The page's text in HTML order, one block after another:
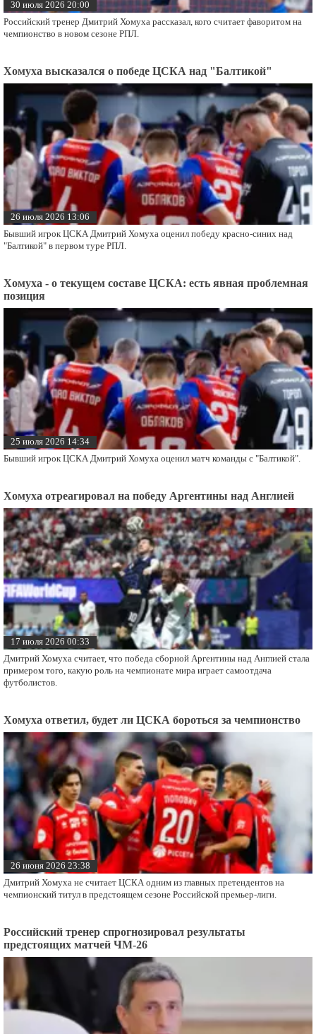
30 июля 2026 20:00
Российский тренер Дмитрий Хомуха рассказал, кого считает фаворитом на
чемпионство в новом сезоне РПЛ.
Хомуха высказался о победе ЦСКА над "Балтикой"
26 июля 2026 13:06
Бывший игрок ЦСКА Дмитрий Хомуха оценил победу красно-синих над
"Балтикой" в первом туре РПЛ.
Хомуха - о текущем составе ЦСКА: есть явная проблемная
позиция
25 июля 2026 14:34
Бывший игрок ЦСКА Дмитрий Хомуха оценил матч команды с "Балтикой".
Хомуха отреагировал на победу Аргентины над Англией
17 июля 2026 00:33
Дмитрий Хомуха считает, что победа сборной Аргентины над Англией стала
примером того, какую роль на чемпионате мира играет самоотдача
футболистов.
Хомуха ответил, будет ли ЦСКА бороться за чемпионство
26 июня 2026 23:38
Дмитрий Хомуха не считает ЦСКА одним из главных претендентов на
чемпионский титул в предстоящем сезоне Российской премьер-лиги.
Российский тренер спрогнозировал результаты
предстоящих матчей ЧМ-26